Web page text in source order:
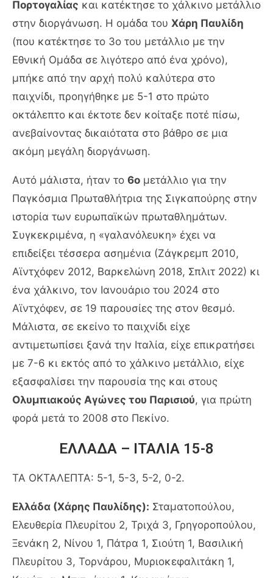
Πορτογαλίας και κατέκτησε το χάλκινο μετάλλιο
στην διοργάνωση. Η ομάδα του Χάρη Παυλίδη
(που κατέκτησε το 3ο του μετάλλιο με την
Εθνική Ομάδα σε λιγότερο από ένα χρόνο),
μπήκε από την αρχή πολύ καλύτερα στο
παιχνίδι, προηγήθηκε με 5-1 στο πρώτο
οκτάλεπτο και έκτοτε δεν κοίταξε ποτέ πίσω,
ανεβαίνοντας δικαιότατα στο βάθρο σε μια
ακόμη μεγάλη διοργάνωση.
Αυτό μάλιστα, ήταν το 6ο μετάλλιο για την
Παγκόσμια Πρωταθλήτρια της Σιγκαπούρης στην
ιστορία των ευρωπαϊκών πρωταθλημάτων.
Συγκεκριμένα, η «γαλανόλευκη» έχει να
επιδείξει τέσσερα ασημένια (Ζάγκρεμπ 2010,
Αϊντχόφεν 2012, Βαρκελώνη 2018, Σπλιτ 2022) κι
ένα χάλκινο, τον Ιανουάριο του 2024 στο
Αϊντχόφεν, σε 19 παρουσίες της στον θεσμό.
Μάλιστα, σε εκείνο το παιχνίδι είχε
αντιμετωπίσει ξανά την Ιταλία, είχε επικρατήσει
με 7-6 κι εκτός από το χάλκινο μετάλλιο, είχε
εξασφαλίσει την παρουσία της και στους
Ολυμπιακούς Αγώνες του Παρισιού, για πρώτη
φορά μετά το 2008 στο Πεκίνο.
EΛΛΑΔΑ – ΙΤΑΛΙΑ 15-8
ΤΑ ΟΚΤΑΛΕΠΤΑ: 5-1, 5-3, 5-2, 0-2.
Ελλάδα (Χάρης Παυλίδης): Σταματοπούλου,
Ελευθερία Πλευρίτου 2, Τριχά 3, Γρηγοροπούλου,
Ξενάκη 2, Νίνου 1, Πάτρα 1, Σιούτη 1, Βασιλική
Πλευρίτου 3, Τορνάρου, Μυριοκεφαλιτάκη 1,